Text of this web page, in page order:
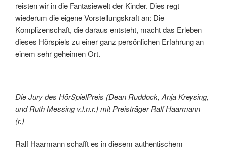
reisten wir in die Fantasiewelt der Kinder. Dies regt
wiederum die eigene Vorstellungskraft an: Die
Komplizenschaft, die daraus entsteht, macht das Erleben
dieses Hörspiels zu einer ganz persönlichen Erfahrung an
einem sehr geheimen Ort.
Die Jury des HörSpielPreis (Dean Ruddock, Anja Kreysing,
und Ruth Messing v.l.n.r.) mit Preisträger Ralf Haarmann
(r.)
Ralf Haarmann schafft es in diesem authentischem